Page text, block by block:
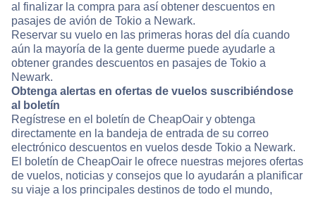
al finalizar la compra para así obtener descuentos en
pasajes de avión de Tokio a Newark.
Reservar su vuelo en las primeras horas del día cuando
aún la mayoría de la gente duerme puede ayudarle a
obtener grandes descuentos en pasajes de Tokio a
Newark.
Obtenga alertas en ofertas de vuelos suscribiéndose
al boletín
Regístrese en el boletín de CheapOair y obtenga
directamente en la bandeja de entrada de su correo
electrónico descuentos en vuelos desde Tokio a Newark.
El boletín de CheapOair le ofrece nuestras mejores ofertas
de vuelos, noticias y consejos que lo ayudarán a planificar
su viaje a los principales destinos de todo el mundo,